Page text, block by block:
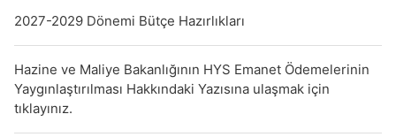
2027-2029 Dönemi Bütçe Hazırlıkları
Hazine ve Maliye Bakanlığının HYS Emanet Ödemelerinin
Yaygınlaştırılması Hakkındaki Yazısına ulaşmak için
tıklayınız.